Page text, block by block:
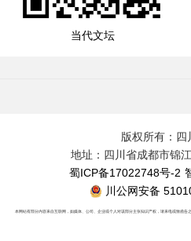
当代文坛
版权所有：四
地址：四川省成都市锦
蜀ICP备17022748号-2
川公网安备
本网站有部分内容来自互联网，如媒体、公司、企业或个人对该部分主张知识产权，请来电或致函告